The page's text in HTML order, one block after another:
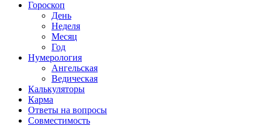
Гороскоп
День
Неделя
Месяц
Год
Нумерология
Ангельская
Ведическая
Калькуляторы
Карма
Ответы на вопросы
Совместимость